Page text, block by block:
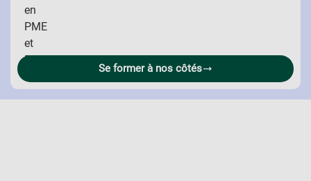
en
PME
et
ETI.
Se former à nos côtés